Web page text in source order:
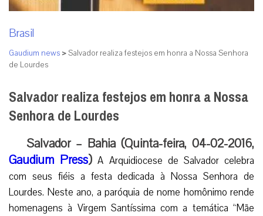
Brasil
Gaudium news >Salvador realiza festejos em honra a Nossa Senhora
de Lourdes
Salvador realiza festejos em honra a Nossa
Senhora de Lourdes
Salvador – Bahia (Quinta-feira, 04-02-2016,
Gaudium Press) A Arquidiocese de Salvador celebra
com seus fiéis a festa dedicada à Nossa Senhora de
Lourdes. Neste ano, a paróquia de nome homônimo rende
homenagens à Virgem Santíssima com a temática “Mãe